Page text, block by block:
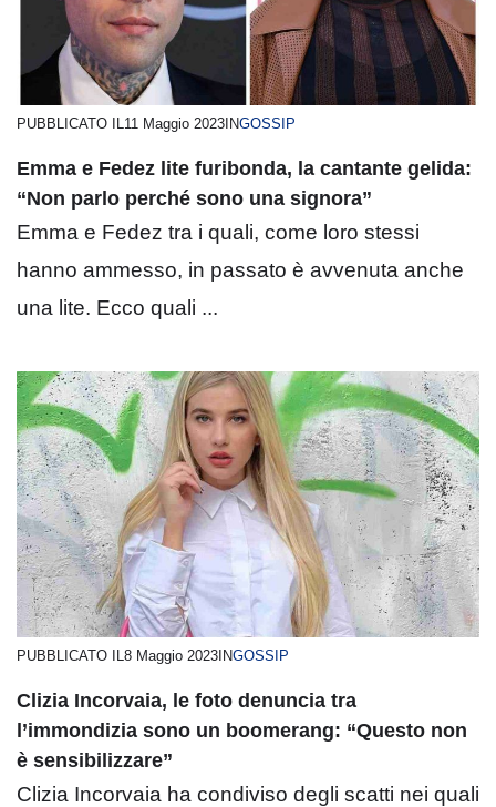
PUBBLICATO IL 11 Maggio 2023 INGOSSIP
Emma e Fedez lite furibonda, la cantante gelida:
“Non parlo perché sono una signora”
Emma e Fedez tra i quali, come loro stessi
hanno ammesso, in passato è avvenuta anche
una lite. Ecco quali ...
PUBBLICATO IL 8 Maggio 2023 INGOSSIP
Clizia Incorvaia, le foto denuncia tra
l’immondizia sono un boomerang: “Questo non
è sensibilizzare”
Clizia Incorvaia ha condiviso degli scatti nei quali